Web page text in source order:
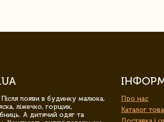
появи в будинку малюка,
ліжечко, горщик,
А дитячий одяг та
Про нас
Каталог